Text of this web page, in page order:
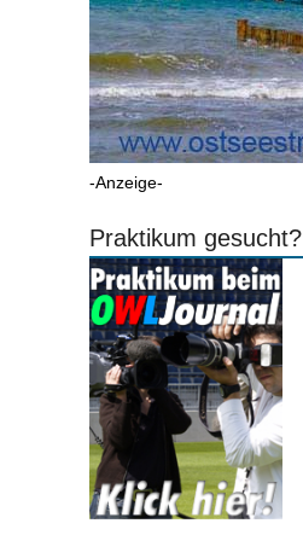
-Anzeige-
Praktikum gesucht?